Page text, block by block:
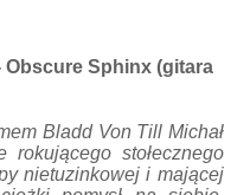
Obscure Sphinx (gitara
Bladd Von Till Michał
stołecznego
nietuzinkowej i mającej